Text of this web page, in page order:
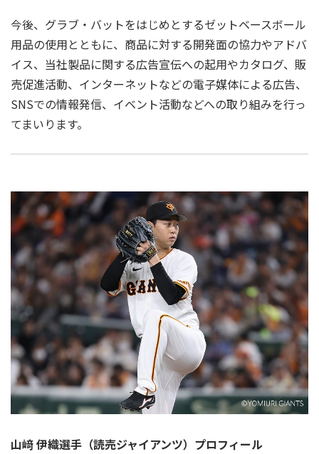
今後、グラブ・バットをはじめとするゼットベースボール
用品の使用とともに、商品に対する開発面の協力やアドバ
イス、当社製品に関する広告宣伝への起用やカタログ、販
売促進活動、インターネットなどの電子媒体による広告、
SNSでの情報発信、イベント活動などへの取り組みを行っ
てまいります。
山﨑 伊織選手（読売ジャイアンツ）プロフィール